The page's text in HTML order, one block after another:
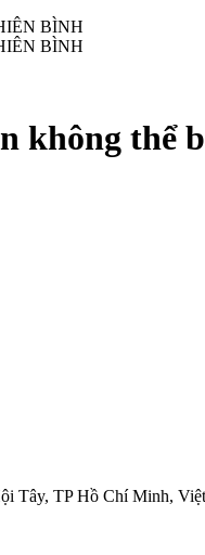
BÌNH
BÌNH
không thể
Tây, TP Hồ Chí Minh,